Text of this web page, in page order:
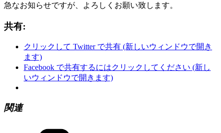
急なお知らせですが、よろしくお願い致します。
共有:
クリックして Twitter で共有 (新しいウィンドウで開き
ます)
Facebook で共有するにはクリックしてください (新し
いウィンドウで開きます)
関連